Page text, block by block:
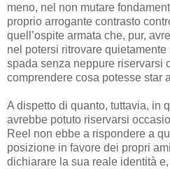
meno, nel non mutare
proprio arrogante contrasto
quell’ospite armata che, pur,
nel potersi ritrovare
spada senza neppure riservarsi
comprendere cosa potesse star
A dispetto di quanto, tuttavia, in
avrebbe potuto riservarsi
Reel non ebbe a rispondere a
posizione in favore dei propri
dichiarare la sua reale identità